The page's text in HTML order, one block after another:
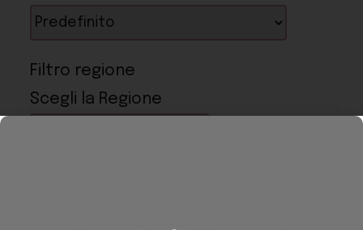
Filtro regione
Scegli la Regione